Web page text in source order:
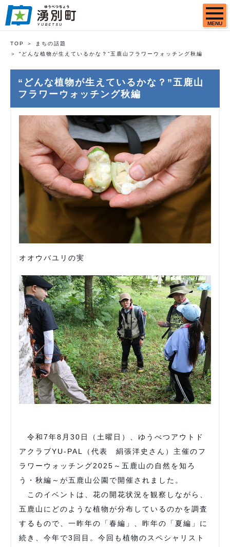
MENU
TOP
まちの話題
“どんな植物が生えているかな？”五鹿山フラワーウォッチング秋編
“どんな植物が生えているかな？”五鹿山
フラワーウォッチング秋編
オオウバユリの実
令和7年8月30日（土曜日）、ゆうべつアウトド
アクラブYU-PAL（代表 絹張洋史さん）主催のフ
ラワーウォッチング2025～五鹿山の自然を知ろ
う・秋編～が五鹿山公園で開催されました。
このイベントは、花の開花状況を観察しながら、
五鹿山にどのような植物が分布しているのかを調査
するもので、一昨年の「春編」、昨年の「夏編」に
続き、今年で3回目。今回も植物のスペシャリスト